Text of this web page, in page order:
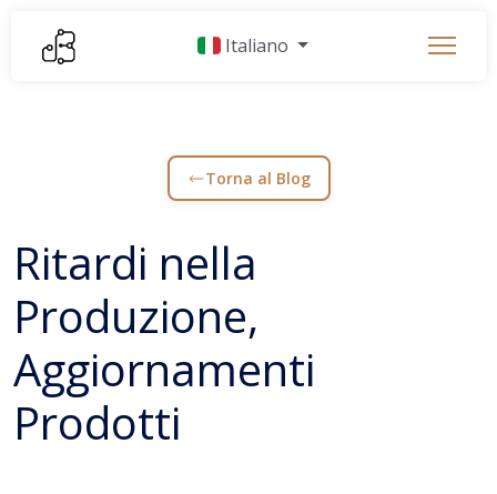
Italiano
Torna al Blog
Ritardi nella
Produzione,
Aggiornamenti
Prodotti